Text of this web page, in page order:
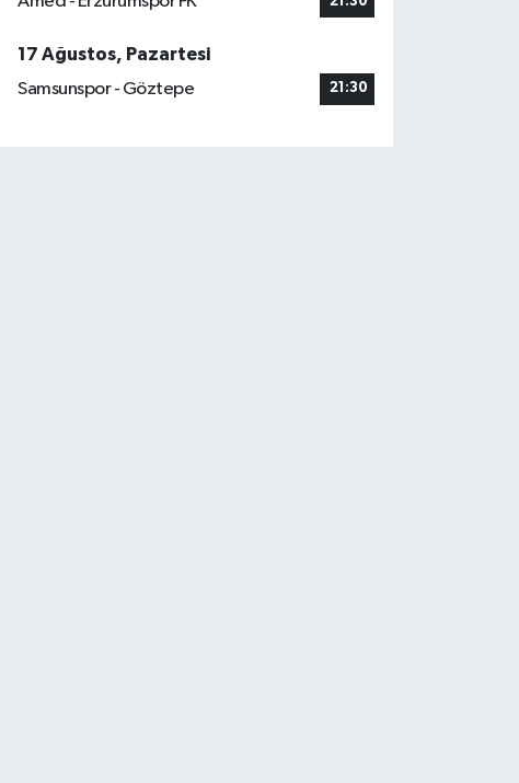
17 Ağustos, Pazartesi
Samsunspor - Göztepe
21:30